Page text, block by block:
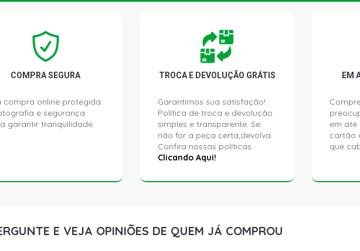
FOX ROUTE HATCH 1.0 8V EA111
FOX SPORT HATCH 1.0 8V EA111
2007) MOTOR 8 VALVULAS
FOX SPORTLINE HATCH 1.0 8V EA111
2007) MOTOR 8 VALVULAS
FOX CITY HATCH 1.0 8V EA111 (2004
FLEX (2008 - 2010) MOTOR 8 VALVULAS
COMPRA SEGURA
compra online protegida.
e segurança
garantir tranquilidade.
TROCA E DEVOLUÇÃO GRÁTIS
Garantimos sua satisfação!
Política de troca e devolução
simples e transparente. Se
não for a peça certa,devolva.
Confira nossas políticas
Clicando Aqui!
EM
em até
cartão
que
E VEJA OPINIÕES DE QUEM JÁ COMPROU